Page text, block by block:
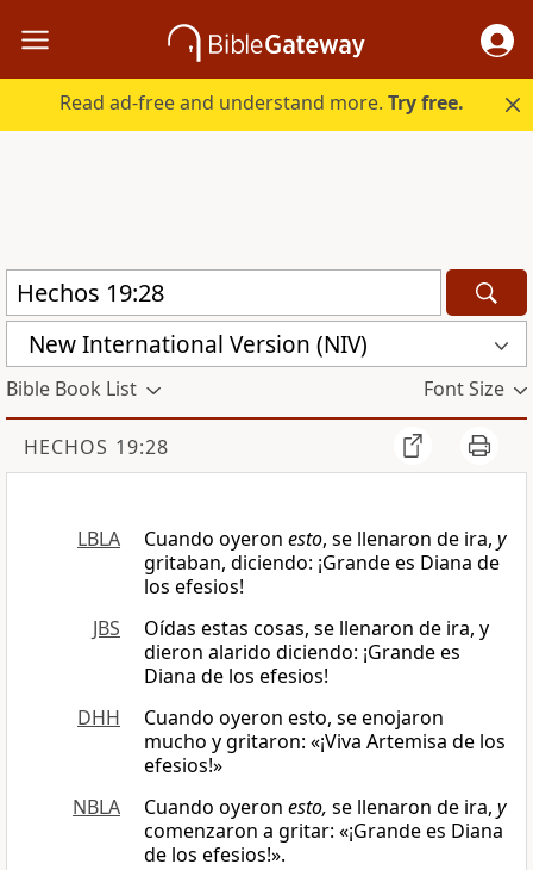
Read ad-free and understand more.Try free.
New International Version (NIV)
Bible Book List Font Size
HECHOS 19:28
LBLA Cuando oyeron esto, se llenaron de ira, y
gritaban, diciendo: ¡Grande es Diana de
los efesios!
JBS
Oídas estas cosas, se llenaron de ira, y
dieron alarido diciendo: ¡Grande es
Diana de los efesios!
DHH
Cuando oyeron esto, se enojaron
mucho y gritaron: «¡Viva Artemisa de los
efesios!»
NBLA
Cuando oyeron esto, se llenaron de ira, y
comenzaron a gritar: «¡Grande es Diana
de los efesios!».